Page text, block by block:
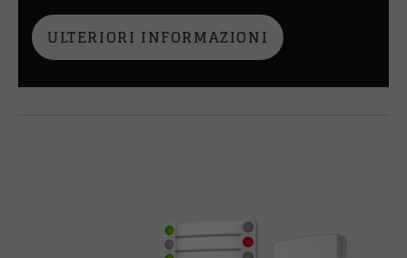
ULTERIORI INFORMAZIONI